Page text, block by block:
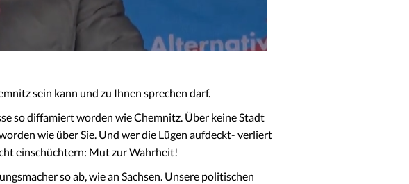
sein kann und zu Ihnen sprechen darf.
so diffamiert worden wie Chemnitz. Über keine Stadt
wie über Sie. Und wer die Lügen aufdeckt- verliert
einschüchtern: Mut zur Wahrheit!
so ab, wie an Sachsen. Unsere politischen